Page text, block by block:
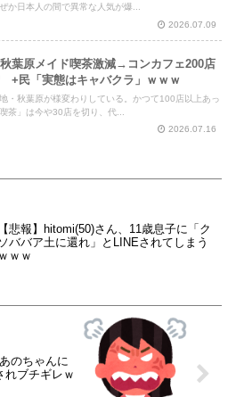
か日本人の間で異常な人気が爆...
2026.07.09
秋葉原メイド喫茶激減→コンカフェ200店
+民「実態はキャバクラ」ｗｗｗ
・秋葉原が様変わりしている。かつて100店以上あっ
茶」は今や30店を切り、代...
2026.07.16
【悲報】hitomi(50)さん、11歳息子に「ク
ソババア土に還れ」とLINEされてしまう
ｗｗｗ
のちゃんに
れブチギレｗ